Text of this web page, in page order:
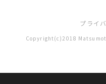
プライ
Copyright(c)2018